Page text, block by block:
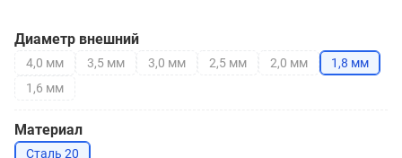
Диаметр внешний
4,0 мм 3,5 мм 3,0 мм 2,5 мм 2,0 мм
1,8 мм
1,6 мм
Материал
Сталь 20